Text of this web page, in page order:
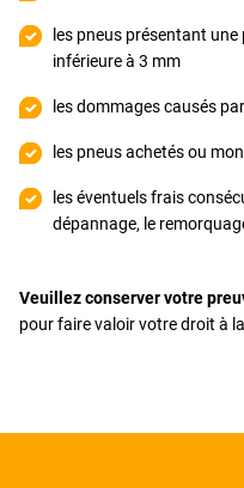
les pneus présentant
inférieure à 3 mm
les dommages causés
les pneus achetés ou
les éventuels frais
dépannage, le
Veuillez conserver votre
pour faire valoir votre droit à